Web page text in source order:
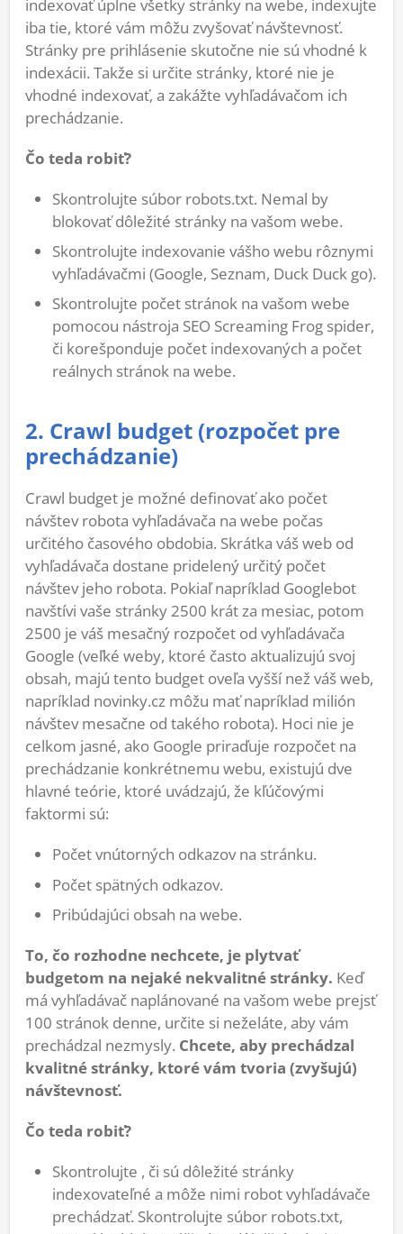
indexovať úplne všetky stránky na webe, indexujte
iba tie, ktoré vám môžu zvyšovať návštevnosť.
Stránky pre prihlásenie skutočne nie sú vhodné k
indexácii. Takže si určite stránky, ktoré nie je
vhodné indexovať, a zakážte vyhľadávačom ich
prechádzanie.
Čo teda robiť?
Skontrolujte súbor robots.txt. Nemal by
blokovať dôležité stránky na vašom webe.
Skontrolujte indexovanie vášho webu rôznymi
vyhľadávačmi (Google, Seznam, Duck Duck go).
Skontrolujte počet stránok na vašom webe
pomocou nástroja SEO Screaming Frog spider,
či korešponduje počet indexovaných a počet
reálnych stránok na webe.
2. Crawl budget (rozpočet pre
prechádzanie)
Crawl budget je možné definovať ako počet
návštev robota vyhľadávača na webe počas
určitého časového obdobia. Skrátka váš web od
vyhľadávača dostane pridelený určitý počet
návštev jeho robota. Pokiaľ napríklad Googlebot
navštívi vaše stránky 2500 krát za mesiac, potom
2500 je váš mesačný rozpočet od vyhľadávača
Google (veľké weby, ktoré často aktualizujú svoj
obsah, majú tento budget oveľa vyšší než váš web,
napríklad novinky.cz môžu mať napríklad milión
návštev mesačne od takého robota). Hoci nie je
celkom jasné, ako Google priraďuje rozpočet na
prechádzanie konkrétnemu webu, existujú dve
hlavné teórie, ktoré uvádzajú, že kľúčovými
faktormi sú:
Počet vnútorných odkazov na stránku.
Počet spätných odkazov.
Pribúdajúci obsah na webe.
To, čo rozhodne nechcete, je plytvať
budgetom na nejaké nekvalitné stránky. Keď
má vyhľadávač naplánované na vašom webe prejsť
100 stránok denne, určite si neželáte, aby vám
prechádzal nezmysly. Chcete, aby prechádzal
kvalitné stránky, ktoré vám tvoria (zvyšujú)
návštevnosť.
Čo teda robiť?
Skontrolujte , či sú dôležité stránky
indexovateľné a môže nimi robot vyhľadávače
prechádzať. Skontrolujte súbor robots.txt,